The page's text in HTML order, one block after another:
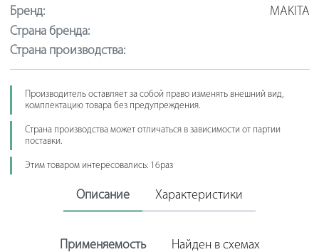
Бренд:
MAKITA
Страна бренда:
Страна производства:
Производитель оставляет за собой право изменять внешний вид,
комплектацию товара без предупреждения.
Страна производства может отличаться в зависимости от партии
поставки.
Этим товаром интересовались: 16раз
Описание Характеристики
Применяемость Найден в схемах